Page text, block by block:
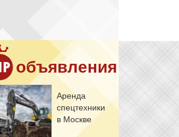
объявления
Арен­да
спец­тех­ни­ки
в Москве